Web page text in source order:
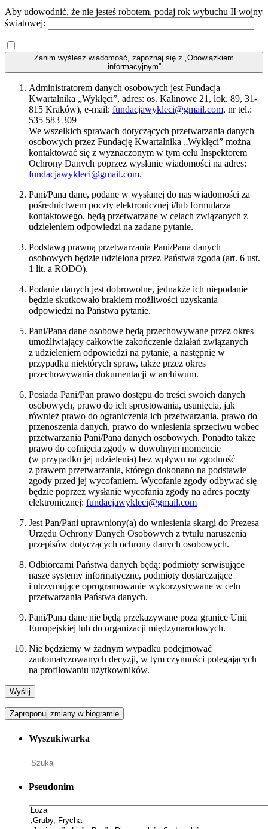
Aby udowodnić, że nie jesteś robotem, podaj rok wybuchu II wojny
światowej:
Zanim wyślesz wiadomość, zapoznaj się z „Obowiązkiem
informacyjnym”
Administratorem danych osobowych jest Fundacja
Kwartalnika „Wyklęci”, adres: os. Kalinowe 21, lok. 89, 31-
815 Kraków), e-mail: fundacjawykleci@gmail.com, nr tel.:
535 583 309
We wszelkich sprawach dotyczących przetwarzania danych
osobowych przez Fundację Kwartalnika „Wyklęci” można
kontaktować się z wyznaczonym w tym celu Inspektorem
Ochrony Danych poprzez wysłanie wiadomości na adres:
fundacjawykleci@gmail.com.
Pani/Pana dane, podane w wysłanej do nas wiadomości za
pośrednictwem poczty elektronicznej i/lub formularza
kontaktowego, będą przetwarzane w celach związanych z
udzieleniem odpowiedzi na zadane pytanie.
Podstawą prawną przetwarzania Pani/Pana danych
osobowych będzie udzielona przez Państwa zgoda (art. 6 ust.
1 lit. a RODO).
Podanie danych jest dobrowolne, jednakże ich niepodanie
będzie skutkowało brakiem możliwości uzyskania
odpowiedzi na Państwa pytanie.
Pani/Pana dane osobowe będą przechowywane przez okres
umożliwiający całkowite zakończenie działań związanych
z udzieleniem odpowiedzi na pytanie, a następnie w
przypadku niektórych spraw, także przez okres
przechowywania dokumentacji w archiwum.
Posiada Pani/Pan prawo dostępu do treści swoich danych
osobowych, prawo do ich sprostowania, usunięcia, jak
również prawo do ograniczenia ich przetwarzania, prawo do
przenoszenia danych, prawo do wniesienia sprzeciwu wobec
przetwarzania Pani/Pana danych osobowych. Ponadto także
prawo do cofnięcia zgody w dowolnym momencie
(w przypadku jej udzielenia) bez wpływu na zgodność
z prawem przetwarzania, którego dokonano na podstawie
zgody przed jej wycofaniem. Wycofanie zgody odbywać się
będzie poprzez wysłanie wycofania zgody na adres poczty
elektronicznej: fundacjawykleci@gmail.com
Jest Pan/Pani uprawniony(a) do wniesienia skargi do Prezesa
Urzędu Ochrony Danych Osobowych z tytułu naruszenia
przepisów dotyczących ochrony danych osobowych.
Odbiorcami Państwa danych będą: podmioty serwisujące
nasze systemy informatyczne, podmioty dostarczające
i utrzymujące oprogramowanie wykorzystywane w celu
przetwarzania Państwa danych.
Pani/Pana dane nie będą przekazywane poza granice Unii
Europejskiej lub do organizacji międzynarodowych.
Nie będziemy w żadnym wypadku podejmować
zautomatyzowanych decyzji, w tym czynności polegających
na profilowaniu użytkowników.
Zaproponuj zmiany w biogramie
Wyszukiwarka
Pseudonim